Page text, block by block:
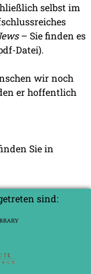
selbst im
– Sie finden es
Datei).
wir noch
er hoffentlich
Sie in
sind: